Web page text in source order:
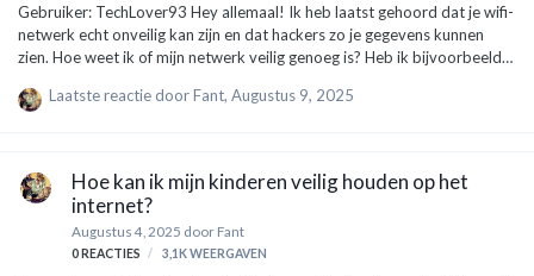
Gebruiker: TechLover93 Hey allemaal! Ik heb laatst gehoord dat je wifi-
netwerk echt onveilig kan zijn en dat hackers zo je gegevens kunnen
zien. Hoe weet ik of mijn netwerk veilig genoeg is? Heb ik bijvoorbeeld
CyberSophie Hoi TechLover93! Goede vraag! Het is heel belangrijk om
te letten: Wachtwoordbeveiliging: Zorg ervoor dat je wifi-netwerk goed
is beveiligd met een sterk wachtwoord. Een voorbee…
Laatste reactie doorFant, Augustus 9, 2025
Hoe kan ik mijn kinderen veilig houden op het
internet?
Augustus 4, 2025 door Fant
0 REACTIES 3,1K WEERGAVEN